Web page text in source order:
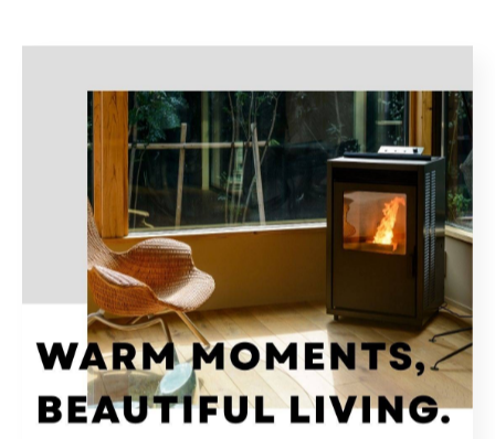
< 前のページ 一覧に戻る 次のページ >
カテゴリー Categories
全てのカテゴリー
住宅設備
家庭用
煙突